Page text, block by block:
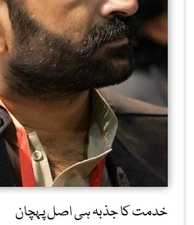
خدمت کا جذبہ ہی اصل پہچان